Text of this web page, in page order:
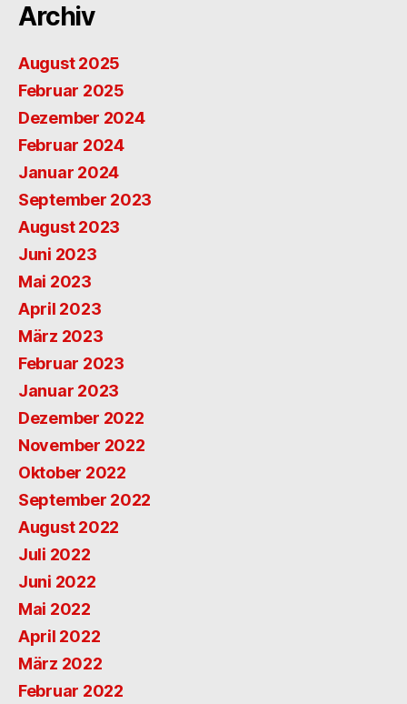
Archiv
August 2025
Februar 2025
Dezember 2024
Februar 2024
Januar 2024
September 2023
August 2023
Juni 2023
Mai 2023
April 2023
März 2023
Februar 2023
Januar 2023
Dezember 2022
November 2022
Oktober 2022
September 2022
August 2022
Juli 2022
Juni 2022
Mai 2022
April 2022
März 2022
Februar 2022